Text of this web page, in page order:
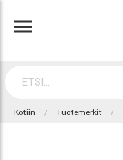
Kotiin Tuotemerkit